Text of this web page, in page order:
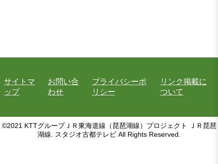
サイトマ
ップ
お問い合
わせ
プライバシーポ
リシー
リンク掲載に
ついて
©2021 KTTグループＪＲ東海道線（琵琶湖線）プロジェクト ＪＲ琵琶
湖線. スタジオ古都テレビ All Rights Reserved.